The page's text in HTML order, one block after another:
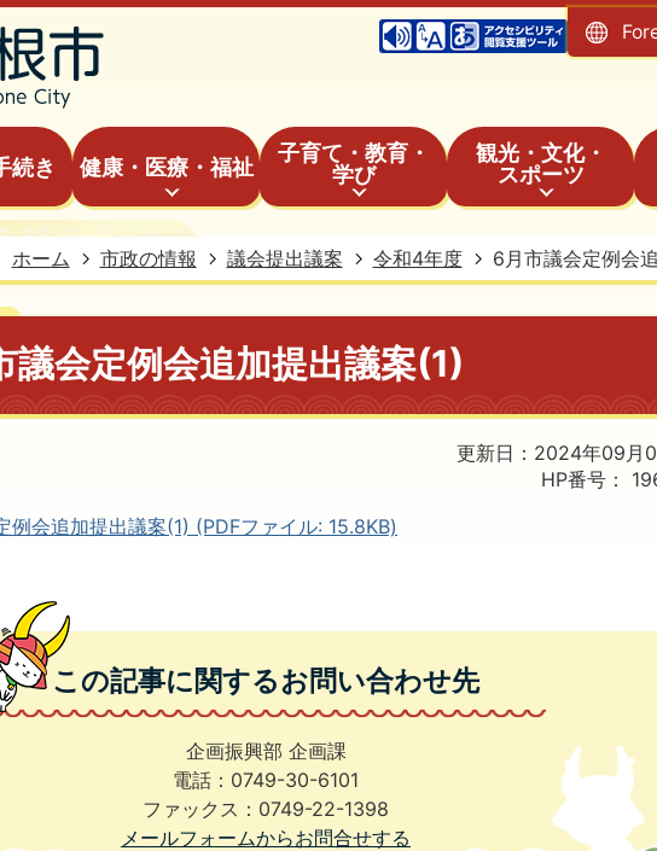
続き 健康・医療・福祉
子育て・教育・
学び
観光・文化・
スポーツ
ホーム 市政の情報 議会提出議案 令和4年度 6月市議会定例会
議会定例会追加提出議案(1)
更新日：2024年09月
HP番号：
例会追加提出議案(1) (PDFファイル: 15.8KB)
この記事に関するお問い合わせ先
企画振興部 企画課
電話：0749-30-6101
ファックス：0749-22-1398
メールフォームからお問合せする